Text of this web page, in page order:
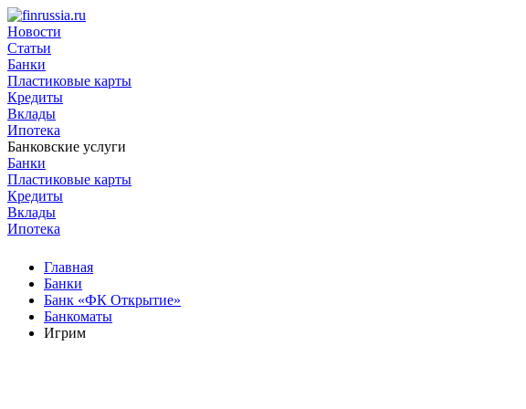
Новости
Статьи
Банки
Пластиковые карты
Кредиты
Вклады
Ипотека
Банковские услуги
Банки
Пластиковые карты
Кредиты
Вклады
Ипотека
Главная
Банки
Банк «ФК Открытие»
Банкоматы
Игрим